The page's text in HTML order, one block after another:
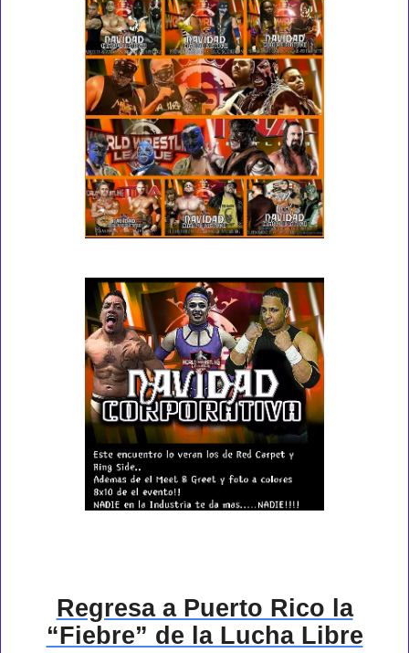
Regresa a Puerto Rico la
“Fiebre” de la Lucha Libre